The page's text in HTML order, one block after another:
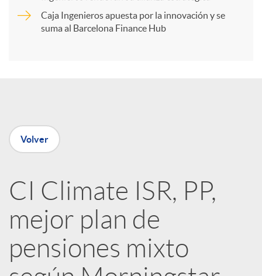
n
R
e
d
Caja Ingenieros apuesta por la innovación y se
suma al Barcelona Finance Hub
Volver
CI Climate ISR, PP,
mejor plan de
pensiones mixto